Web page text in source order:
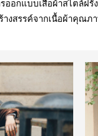
อกแบบเสื้อผ้าสไตล์ฝรั่
างสรรค์จากเนื้อผ้าคุ